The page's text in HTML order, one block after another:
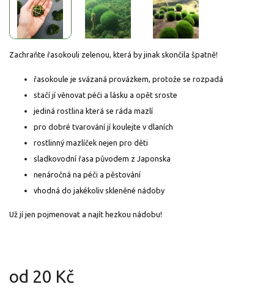
od 20 Kč
Zachraňte řasokouli zelenou, která by jinak skončila špatně!
řasokoule je svázaná provázkem, protože se rozpadá
stačí jí věnovat péči a lásku a opět sroste
jediná rostlina která se ráda mazlí
pro dobré tvarování jí koulejte v dlaních
rostlinný mazlíček nejen pro děti
sladkovodní řasa původem z Japonska
nenáročná na péči a pěstování
vhodná do jakékoliv skleněné nádoby
Už jí jen pojmenovat a najít hezkou nádobu!